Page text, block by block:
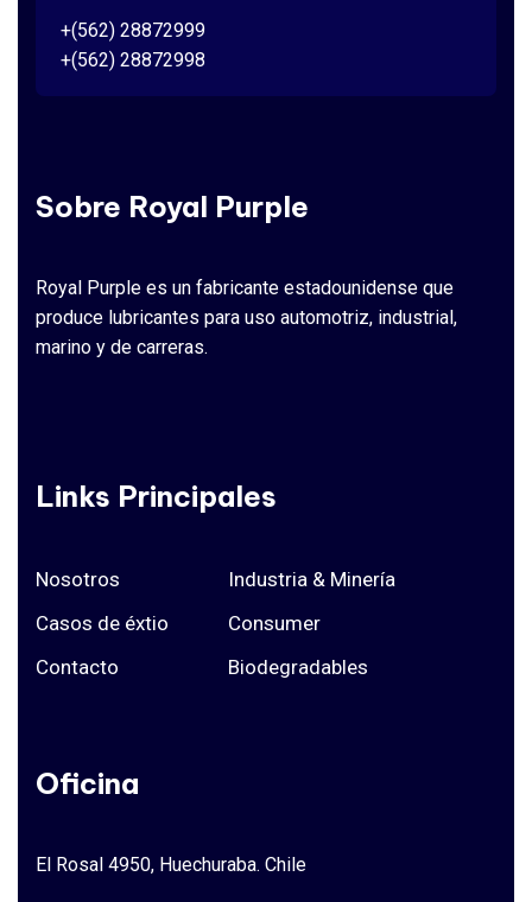
+(562) 28872999
+(562) 28872998
Sobre Royal Purple
Royal Purple es un fabricante estadounidense que
produce lubricantes para uso automotriz, industrial,
marino y de carreras.
Links Principales
Nosotros
Casos de éxtio
Contacto
Industria & Minería
Consumer
Biodegradables
Oficina
El Rosal 4950, Huechuraba. Chile